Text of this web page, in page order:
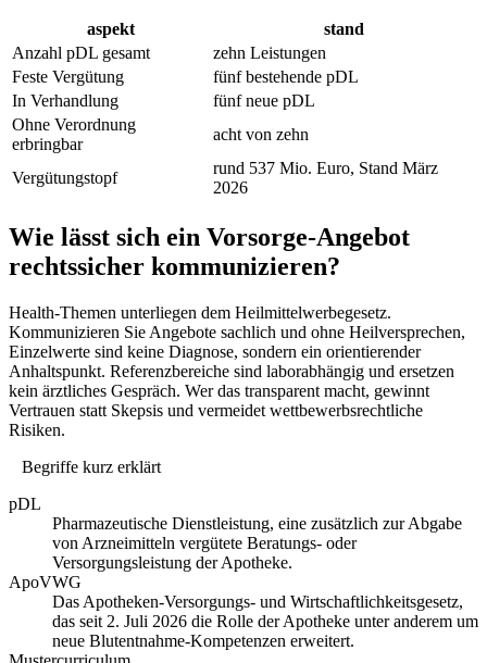
aspekt
stand
Anzahl pDL gesamt
zehn Leistungen
Feste Vergütung
fünf bestehende pDL
In Verhandlung
fünf neue pDL
Ohne Verordnung
erbringbar
acht von zehn
Vergütungstopf
rund 537 Mio. Euro, Stand März
2026
Wie lässt sich ein Vorsorge-Angebot
rechtssicher kommunizieren?
Health-Themen unterliegen dem Heilmittelwerbegesetz.
Kommunizieren Sie Angebote sachlich und ohne Heilversprechen,
Einzelwerte sind keine Diagnose, sondern ein orientierender
Anhaltspunkt. Referenzbereiche sind laborabhängig und ersetzen
kein ärztliches Gespräch. Wer das transparent macht, gewinnt
Vertrauen statt Skepsis und vermeidet wettbewerbsrechtliche
Risiken.
Begriffe kurz erklärt
pDL
Pharmazeutische Dienstleistung, eine zusätzlich zur Abgabe
von Arzneimitteln vergütete Beratungs- oder
Versorgungsleistung der Apotheke.
ApoVWG
Das Apotheken-Versorgungs- und Wirtschaftlichkeitsgesetz,
das seit 2. Juli 2026 die Rolle der Apotheke unter anderem um
neue Blutentnahme-Kompetenzen erweitert.